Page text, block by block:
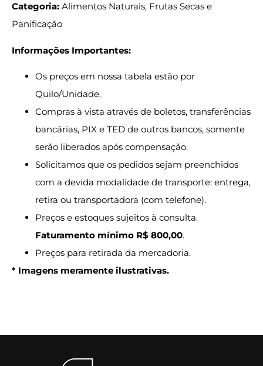
Categoria: Alimentos Naturais, Frutas Secas e
Panificação
Informações Importantes:
Os preços em nossa tabela estão por
Quilo/Unidade.
Compras à vista através de boletos, transferências
bancárias, PIX e TED de outros bancos, somente
serão liberados após compensação.
Solicitamos que os pedidos sejam preenchidos
com a devida modalidade de transporte: entrega,
retira ou transportadora (com telefone).
Preços e estoques sujeitos à consulta.
Faturamento mínimo R$ 800,00.
Preços para retirada da mercadoria.
* Imagens meramente ilustrativas.